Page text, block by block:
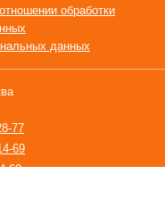
обработки
данных
77
69
69